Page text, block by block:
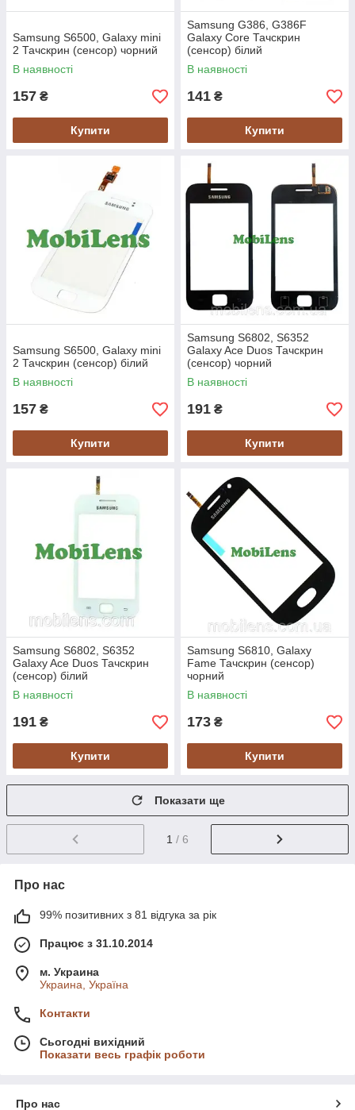
Samsung S6500, Galaxy mini
2 Тачскрин (сенсор) чорний
В наявності
157 ₴
Купити
Samsung G386, G386F
Galaxy Core Тачскрин
(сенсор) білий
В наявності
141 ₴
Купити
Samsung S6500, Galaxy mini
2 Тачскрин (сенсор) білий
В наявності
157 ₴
Купити
Samsung S6802, S6352
Galaxy Ace Duos Тачскрин
(сенсор) чорний
В наявності
191 ₴
Купити
Samsung S6802, S6352
Galaxy Ace Duos Тачскрин
(сенсор) білий
В наявності
191 ₴
Купити
Samsung S6810, Galaxy
Fame Тачскрин (сенсор)
чорний
В наявності
173 ₴
Купити
Показати ще
1 / 6
Про нас
99% позитивних з 81 відгука за рік
Працює з 31.10.2014
м. Украина
Украина, Україна
Контакти
Сьогодні вихідний
Показати весь графік роботи
Про нас